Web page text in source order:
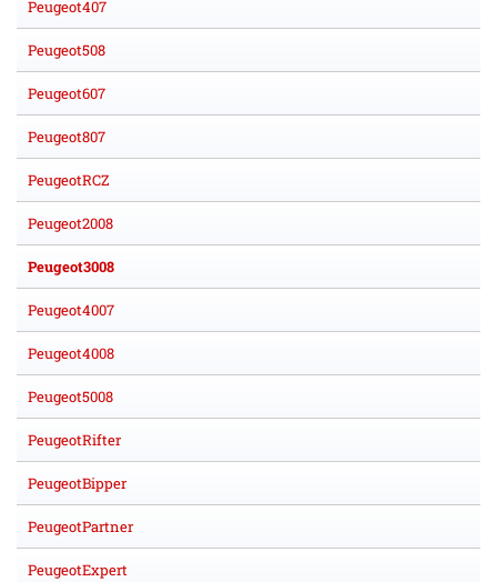
Peugeot407
Peugeot508
Peugeot607
Peugeot807
PeugeotRCZ
Peugeot2008
Peugeot3008
Peugeot4007
Peugeot4008
Peugeot5008
PeugeotRifter
PeugeotBipper
PeugeotPartner
PeugeotExpert